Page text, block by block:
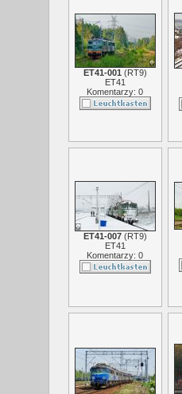
ET41-001 (RT9)
ET41
Komentarzy: 0
ET41-007(RT9)
ET41
Komentarzy: 0